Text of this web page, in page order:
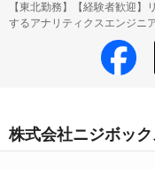
【東北勤務】【経験者歓迎
するアナリティクスエンジニ
株式会社ニジボッ